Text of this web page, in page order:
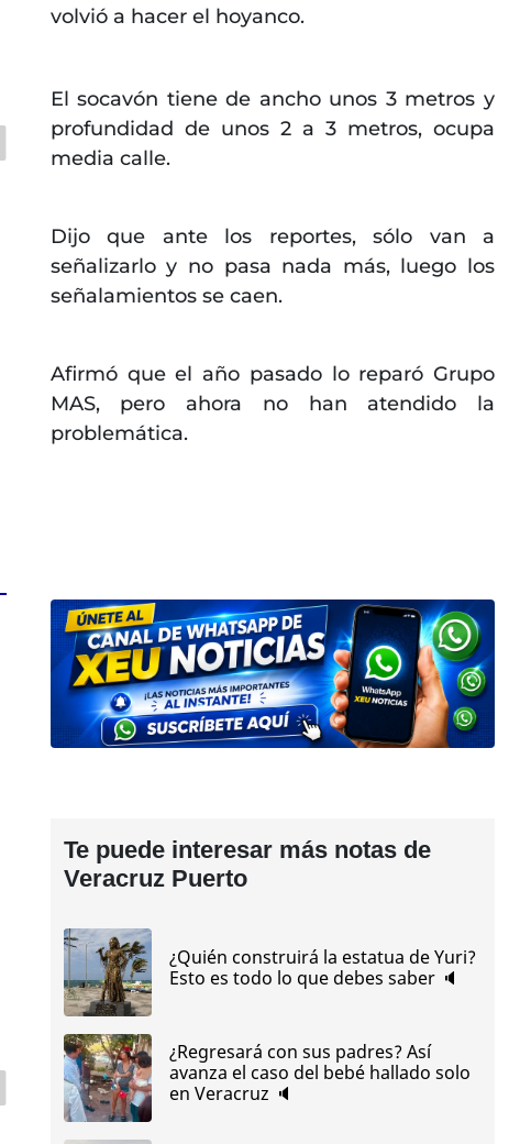
volvió a hacer el hoyanco.
El socavón tiene de ancho unos 3 metros y
profundidad de unos 2 a 3 metros, ocupa
media calle.
Dijo que ante los reportes, sólo van a
señalizarlo y no pasa nada más, luego los
señalamientos se caen.
Afirmó que el año pasado lo reparó Grupo
MAS, pero ahora no han atendido la
problemática.
Te puede interesar más notas de
Veracruz Puerto
¿Quién construirá la estatua de Yuri?
Esto es todo lo que debes saber 🔈
¿Regresará con sus padres? Así
avanza el caso del bebé hallado solo
en Veracruz 🔈